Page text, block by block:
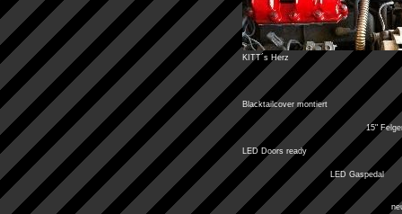
KITT´s Herz
Blacktailcover montiert
15"
LED Doors ready
LED Gaspedal